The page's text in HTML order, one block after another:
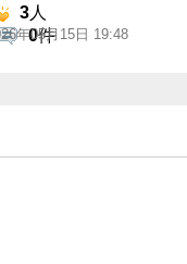
年05月15日 19:48
3人
0件